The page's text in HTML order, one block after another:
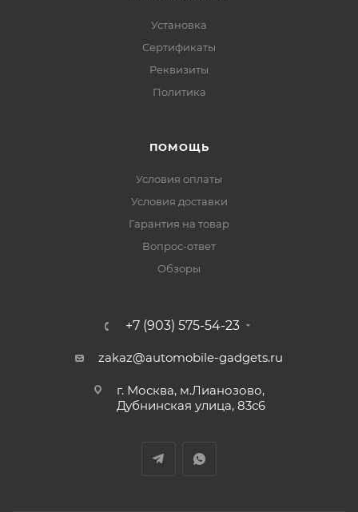
Установка
Сертификаты
Реквизиты
Политика
ПОМОЩЬ
Условия оплаты
Условия доставки
Гарантия на товар
Вопрос-ответ
Обзоры
+7 (903) 575-54-23
zakaz@automobile-gadgets.ru
г. Москва, м.Лианозово,
Дубнинская улица, 83с6